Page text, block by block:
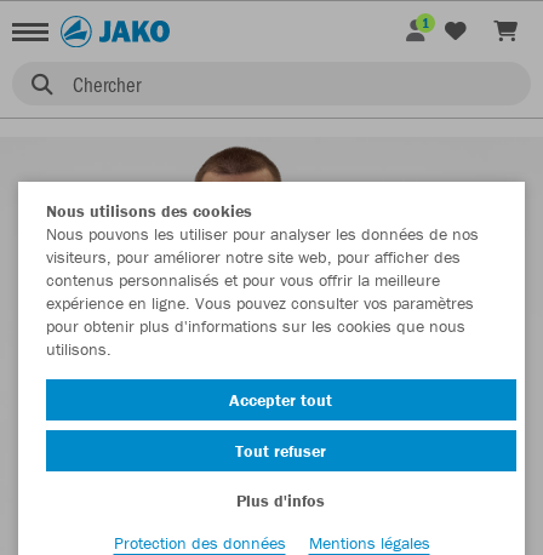
Chercher
1
Nous utilisons des cookies
Nous pouvons les utiliser pour analyser les données de nos
visiteurs, pour améliorer notre site web, pour afficher des
contenus personnalisés et pour vous offrir la meilleure
expérience en ligne. Vous pouvez consulter vos paramètres
pour obtenir plus d'informations sur les cookies que nous
utilisons.
Accepter tout
Tout refuser
Plus d'infos
Protection des données
Mentions légales